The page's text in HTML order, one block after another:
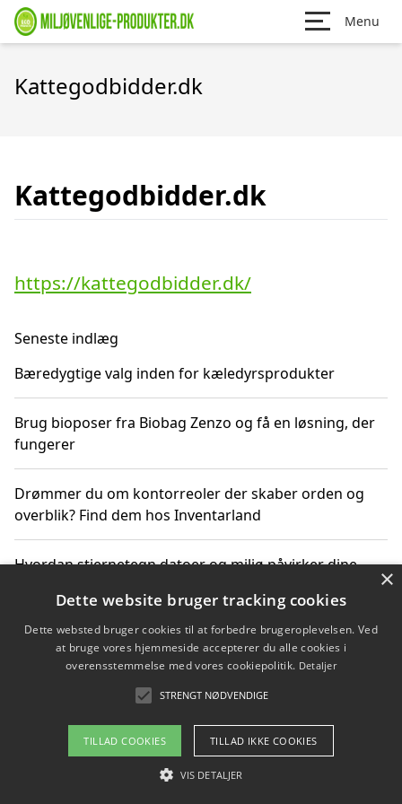
Menu
Kattegodbidder.dk
Kattegodbidder.dk
https://kattegodbidder.dk/
Seneste indlæg
Bæredygtige valg inden for kæledyrsprodukter
Brug bioposer fra Biobag Zenzo og få en løsning, der
fungerer
Drømmer du om kontorreoler der skaber orden og
overblik? Find dem hos Inventarland
Hvordan stjernetegn datoer og miljø påvirker dine
Bæredygtige gadgets til en grønnere hverdag
Om / kontakt
Blog Betingelser
×
Dette website bruger tracking cookies
Dette websted bruger cookies til at forbedre brugeroplevelsen. Ved
at bruge vores hjemmeside accepterer du alle cookies i
overensstemmelse med vores cookiepolitik. Detaljer
STRENGT NØDVENDIGE
TILLAD COOKIES TILLAD IKKE COOKIES
VIS DETALJER